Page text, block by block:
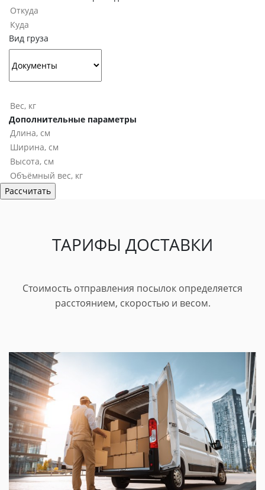
Вид груза
Дополнительные параметры
ТАРИФЫ ДОСТАВКИ
Стоимость отправления посылок определяется
расстоянием, скоростью и весом.